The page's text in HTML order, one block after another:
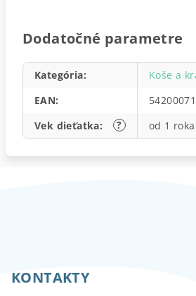
Dodatočné parametre
Kategória:
Koše a
EAN:
?
Vek dieťatka: od 1 roka
KONTAKTY